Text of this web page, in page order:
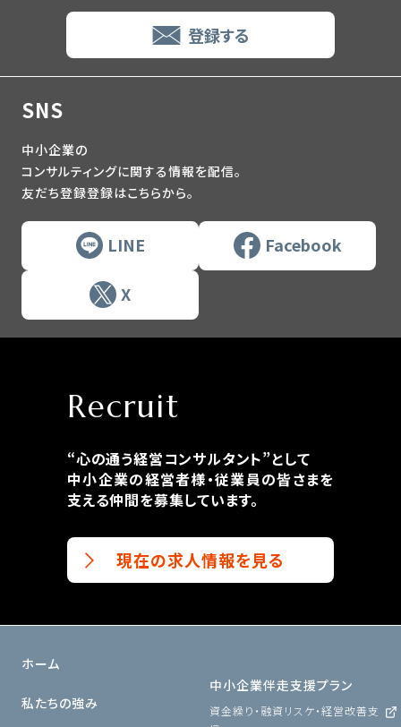
登録する
SNS
中小企業の
コンサルティングに関する情報を配信。
友だち登録登録はこちらから。
LINE Facebook
X
Recruit
“心の通う経営コンサルタント”として
中小企業の経営者様・従業員の皆さまを
支える仲間を募集しています。
現在の求人情報を見る
ホーム
私たちの強み
中小企業伴走支援プラン
資金繰り・融資リスケ・経営改善支